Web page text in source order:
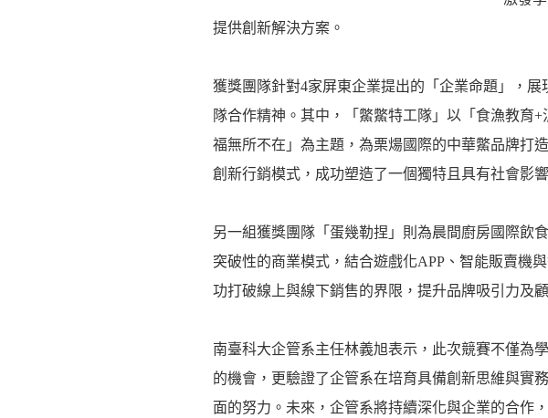
提供創新解決方案。
獲獎團隊針對4家屏東企業提出的「企業命題」，展
隊合作精神。其中，「鱉鱉特工隊」以「食漁教育
福無所不在」為主題，為栗煬國際的中華鱉品牌打
創新行銷模式，成功塑造了一個獨特且具有社會影
另一組獲獎團隊「蛋幾勒捏」則為晨間廚房國際飲
突破性的商業模式，結合遊戲化APP、智能販賣機
功打破線上與線下銷售的界限，提升品牌吸引力及
南臺科大企管系主任林義旭表示，此次競賽不僅為
的機會，更驗證了企管系在培育具備創新思維與實
面的努力。未來，企管系將持續深化與企業的合作